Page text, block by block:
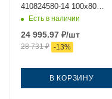
410824580-14 100х80
стекло прозрачное
поддона
Есть в наличии
24 995.97 ₽/шт
28 731₽ -13%
В КОРЗИНУ